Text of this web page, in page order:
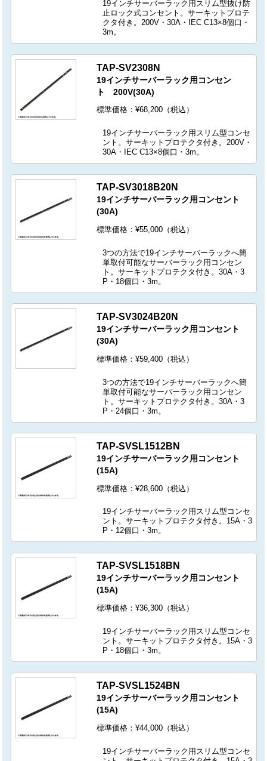
19インチサーバーラック用スリム型抜け防
止ロック式コンセント。サーキットプロテ
クタ付き。200V・30A・IEC C13×8個口・
3m。
TAP-SV2308N
19インチサーバーラック用コンセン
ト 200V(30A)
標準価格：¥68,200（税込）
19インチサーバーラック用スリム型コンセ
ント。サーキットプロテクタ付き。200V・
30A・IEC C13×8個口・3m。
TAP-SV3018B20N
19インチサーバーラック用コンセント
(30A)
標準価格：¥55,000（税込）
3つの方法で19インチサーバーラックへ簡
単取付可能なサーバーラック用コンセン
ト。サーキットプロテクタ付き。30A・3
P・18個口・3m。
TAP-SV3024B20N
19インチサーバーラック用コンセント
(30A)
標準価格：¥59,400（税込）
3つの方法で19インチサーバーラックへ簡
単取付可能なサーバーラック用コンセン
ト。サーキットプロテクタ付き。30A・3
P・24個口・3m。
TAP-SVSL1512BN
19インチサーバーラック用コンセント
(15A)
標準価格：¥28,600（税込）
19インチサーバーラック用スリム型コンセ
ント。サーキットプロテクタ付き。15A・3
P・12個口・3m。
TAP-SVSL1518BN
19インチサーバーラック用コンセント
(15A)
標準価格：¥36,300（税込）
19インチサーバーラック用スリム型コンセ
ント。サーキットプロテクタ付き。15A・3
P・18個口・3m。
TAP-SVSL1524BN
19インチサーバーラック用コンセント
(15A)
標準価格：¥44,000（税込）
19インチサーバーラック用スリム型コンセ